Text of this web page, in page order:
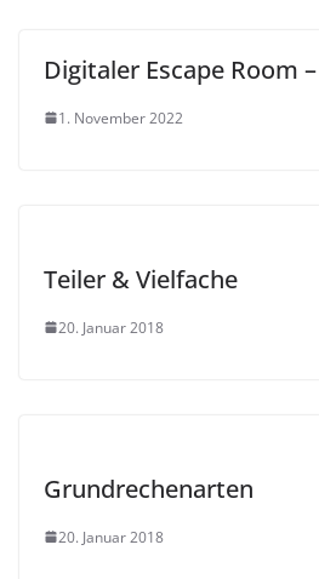
Digitaler Escape Room
1. November 2022
Teiler & Vielfache
20. Januar 2018
Grundrechenarten
20. Januar 2018